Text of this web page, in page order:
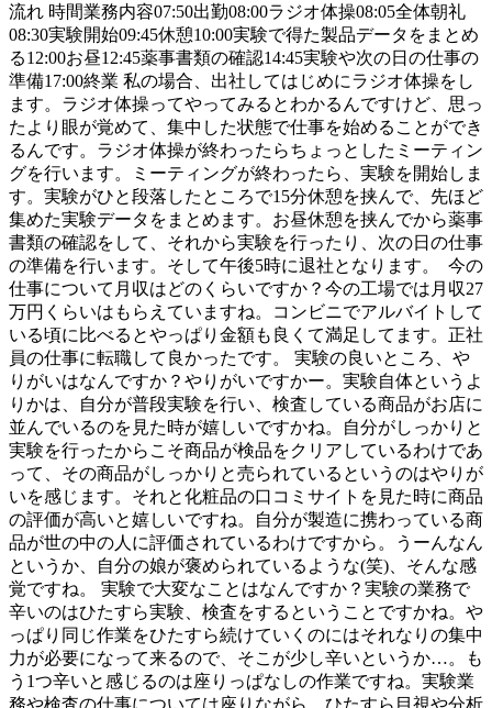
流れ 時間業務内容07:50出勤08:00ラジオ体操08:05全体朝礼
08:30実験開始09:45休憩10:00実験で得た製品データをまとめ
る12:00お昼12:45薬事書類の確認14:45実験や次の日の仕事の
準備17:00終業 私の場合、出社してはじめにラジオ体操をし
ます。ラジオ体操ってやってみるとわかるんですけど、思っ
たより眼が覚めて、集中した状態で仕事を始めることができ
るんです。ラジオ体操が終わったらちょっとしたミーティン
グを行います。ミーティングが終わったら、実験を開始しま
す。実験がひと段落したところで15分休憩を挟んで、先ほど
集めた実験データをまとめます。お昼休憩を挟んでから薬事
書類の確認をして、それから実験を行ったり、次の日の仕事
の準備を行います。そして午後5時に退社となります。 今の
仕事について月収はどのくらいですか？今の工場では月収27
万円くらいはもらえていますね。コンビニでアルバイトして
いる頃に比べるとやっぱり金額も良くて満足してます。正社
員の仕事に転職して良かったです。 実験の良いところ、や
りがいはなんですか？やりがいですかー。実験自体というよ
りかは、自分が普段実験を行い、検査している商品がお店に
並んでいるのを見た時が嬉しいですかね。自分がしっかりと
実験を行ったからこそ商品が検品をクリアしているわけであ
って、その商品がしっかりと売られているというのはやりが
いを感じます。それと化粧品の口コミサイトを見た時に商品
の評価が高いと嬉しいですね。自分が製造に携わっている商
品が世の中の人に評価されているわけですから。うーんなん
というか、自分の娘が褒められているような(笑)、そんな感
覚ですね。 実験で大変なことはなんですか？実験の業務で
辛いのはひたすら実験、検査をするということですかね。や
っぱり同じ作業をひたすら続けていくのにはそれなりの集中
力が必要になって来るので、そこが少し辛いというか…。も
う1つ辛いと感じるのは座りっぱなしの作業ですね。実験業